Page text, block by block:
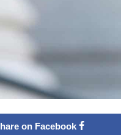
on Facebook